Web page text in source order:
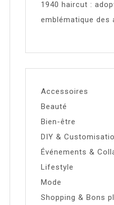
1940 haircut :
emblématique des
Accessoires
Beauté
Bien-être
DIY &
Événements &
Lifestyle
Mode
Shopping & Bons